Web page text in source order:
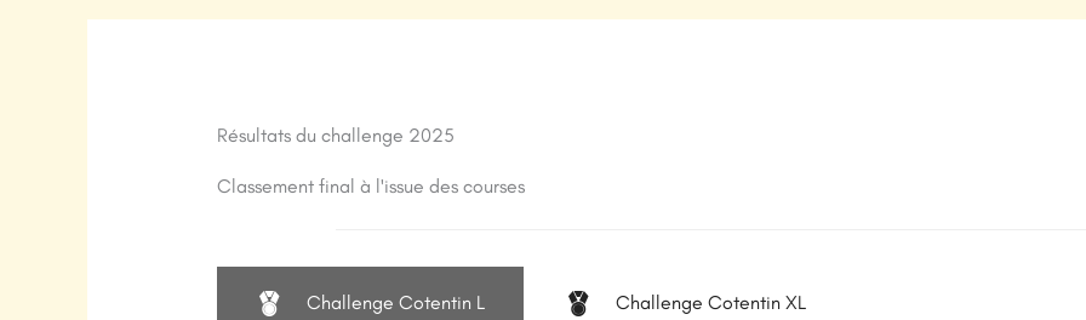
Résultats du challenge 2025
Classement final à l'issue des courses
Challenge Cotentin L Challenge Cotentin XL